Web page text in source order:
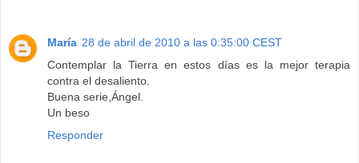
María 28 de abril de 2010 a las 0:35:00 CEST
Contemplar la Tierra en estos días es la mejor terapia
contra el desaliento.
Buena serie,Ángel.
Un beso
Responder